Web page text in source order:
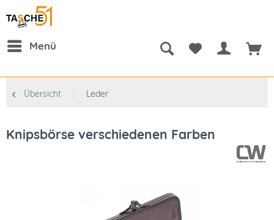
Menü
Übersicht Leder
Knipsbörse verschiedenen Farben